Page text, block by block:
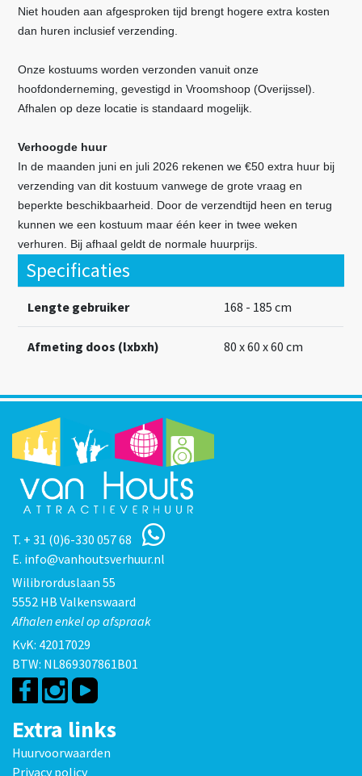
Niet houden aan afgesproken tijd brengt hogere extra kosten
dan huren inclusief verzending.
Onze kostuums worden verzonden vanuit onze
hoofdonderneming, gevestigd in Vroomshoop (Overijssel).
Afhalen op deze locatie is standaard mogelijk.
Verhoogde huur
In de maanden juni en juli 2026 rekenen we €50 extra huur bij
verzending van dit kostuum vanwege de grote vraag en
beperkte beschikbaarheid. Door de verzendtijd heen en terug
kunnen we een kostuum maar één keer in twee weken
verhuren. Bij afhaal geldt de normale huurprijs.
Specificaties
Lengte gebruiker 168 - 185 cm
Afmeting doos (lxbxh) 80 x 60 x 60 cm
T. + 31 (0)6-330 057 68
E. info@vanhoutsverhuur.nl
Wilibrorduslaan 55
5552 HB Valkenswaard
Afhalen enkel op afspraak
KvK: 42017029
BTW: NL869307861B01
Extra links
Huurvoorwaarden
Privacy policy